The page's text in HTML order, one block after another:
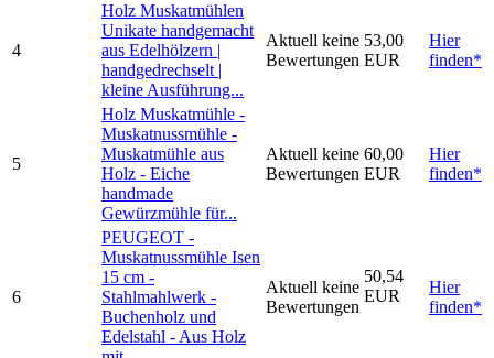
4
Holz Muskatmühlen
Unikate handgemacht
aus Edelhölzern |
handgedrechselt |
kleine Ausführung...
Aktuell keine
Bewertungen
53,00
EUR
Hier
finden*
5
Holz Muskatmühle -
Muskatnussmühle -
Muskatmühle aus
Holz - Eiche
handmade
Gewürzmühle für...
Aktuell keine
Bewertungen
60,00
EUR
Hier
finden*
6
PEUGEOT -
Muskatnussmühle Isen
15 cm -
Stahlmahlwerk -
Buchenholz und
Edelstahl - Aus Holz
Aktuell keine
Bewertungen
50,54
EUR
Hier
finden*